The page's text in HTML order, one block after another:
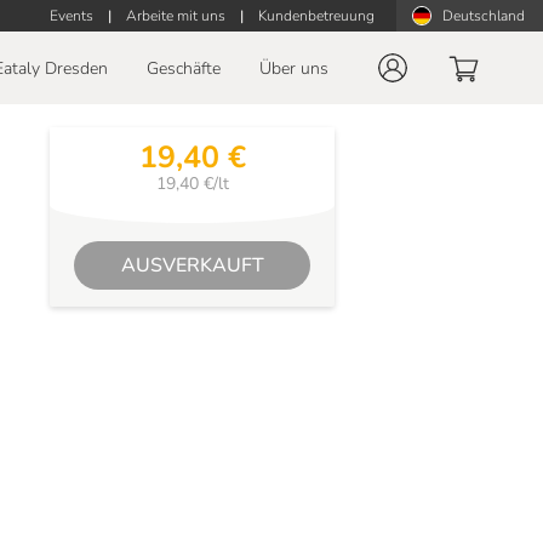
Events | Arbeite mit uns | Kundenbetreuung Deutschland
Dresden Geschäfte Über uns
19,40 €
19,40 €/lt
AUSVERKAUFT